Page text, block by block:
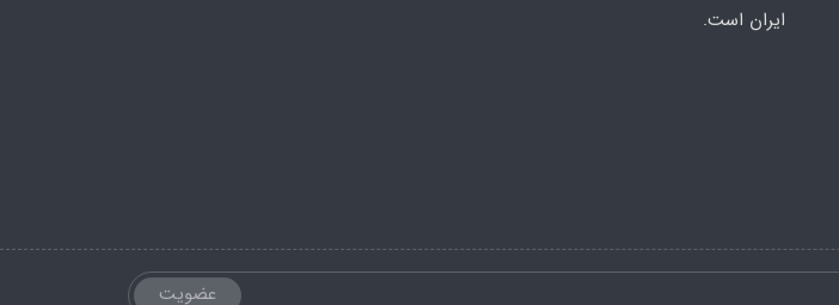
ایران است.
عضویت